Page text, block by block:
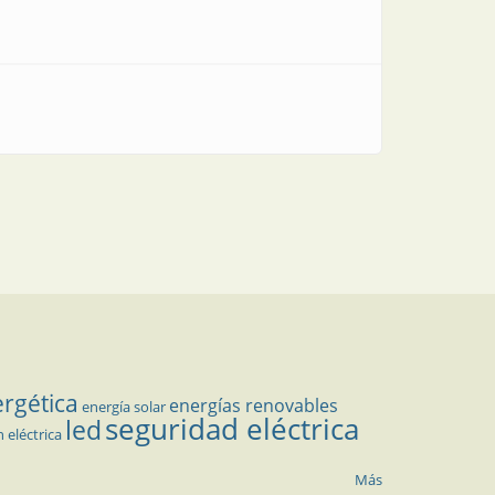
energía solar energías renovables
eléctrica ledseguridad eléctrica
Más